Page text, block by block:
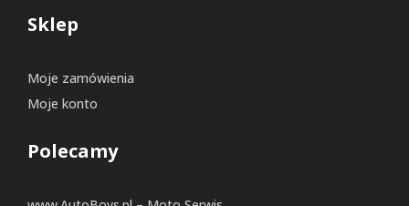
Sklep
Moje zamówienia
Moje konto
Polecamy